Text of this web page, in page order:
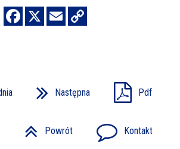
Następna Pdf
Powrót Kontakt